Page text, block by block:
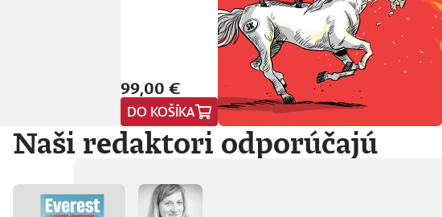
99,00 €
DO KOŠÍKA
Naši redaktori odporúčajú